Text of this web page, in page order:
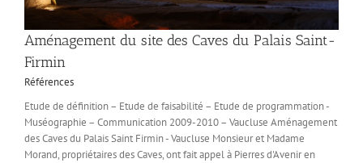
Aménagement du site des Caves du Palais Saint-
Firmin
Références
Etude de définition – Etude de faisabilité – Etude de programmation -
Muséographie – Communication 2009-2010 – Vaucluse Aménagement
des Caves du Palais Saint Firmin - Vaucluse Monsieur et Madame
Morand, propriétaires des Caves, ont fait appel à Pierres d'Avenir en